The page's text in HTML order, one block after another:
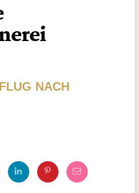
NACH